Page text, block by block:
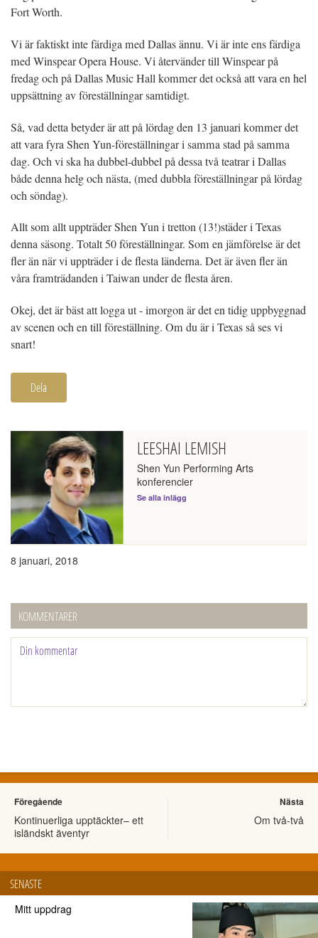
Fort Worth.
Vi är faktiskt inte färdiga med Dallas ännu. Vi är inte ens färdiga
med Winspear Opera House. Vi återvänder till Winspear på
fredag och på Dallas Music Hall kommer det också att vara en hel
uppsättning av föreställningar samtidigt.
Så, vad detta betyder är att på lördag den 13 januari kommer det
att vara fyra Shen Yun-föreställningar i samma stad på samma
dag. Och vi ska ha dubbel-dubbel på dessa två teatrar i Dallas
både denna helg och nästa, (med dubbla föreställningar på lördag
och söndag).
Allt som allt uppträder Shen Yun i tretton (13!)städer i Texas
denna säsong. Totalt 50 föreställningar. Som en jämförelse är det
fler än när vi uppträder i de flesta länderna. Det är även fler än
våra framträdanden i Taiwan under de flesta åren.
Okej, det är bäst att logga ut - imorgon är det en tidig uppbyggnad
av scenen och en till föreställning. Om du är i Texas så ses vi
snart!
Dela
LEESHAI LEMISH
Shen Yun Performing Arts
konferencier
Se alla inlägg
8 januari, 2018
KOMMENTARER
Föregående
Kontinuerliga upptäckter– ett
isländskt äventyr
Nästa
Om två-två
SENASTE
Mitt uppdrag